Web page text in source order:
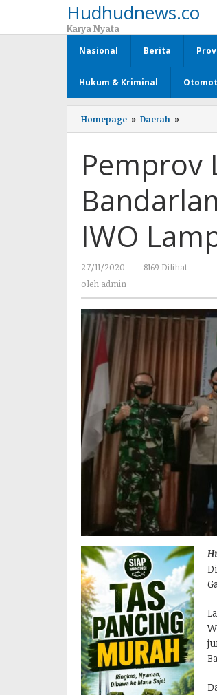
Hudhudnews.co
Karya Nyata
Nasional Berita
Hukum & Kriminal
Homepage » Daerah »
IWO
Pemprov
IWO
27/11/2020
oleh
-
8169 Dilihat
oleh admin